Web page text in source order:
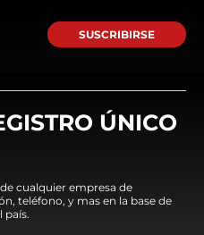
SUSCRIBIRSE
ÚNICO
cualquier empresa de
teléfono, y mas en la base de
país.